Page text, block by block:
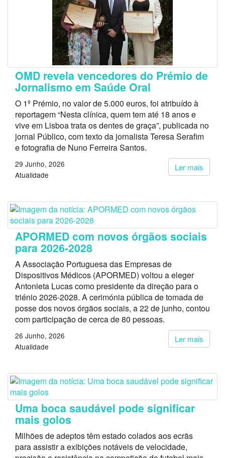
OMD revela vencedores do Prémio de
Jornalismo em Saúde Oral
O 1º Prémio, no valor de 5.000 euros, foi atribuído à
reportagem “Nesta clínica, quem tem até 18 anos e
vive em Lisboa trata os dentes de graça”, publicada no
jornal Público, com texto da jornalista Teresa Serafim
e fotografia de Nuno Ferreira Santos.
Ler mais
29 Junho, 2026
Atualidade
APORMED com novos órgãos sociais
para 2026-2028
A Associação Portuguesa das Empresas de
Dispositivos Médicos (APORMED) voltou a eleger
Antonieta Lucas como presidente da direção para o
triénio 2026-2028. A cerimónia pública de tomada de
posse dos novos órgãos sociais, a 22 de junho, contou
com participação de cerca de 80 pessoas.
Ler mais
26 Junho, 2026
Atualidade
Uma boca saudável pode significar
mais golos
Milhões de adeptos têm estado colados aos ecrãs
para assistir a exibições notáveis de velocidade,